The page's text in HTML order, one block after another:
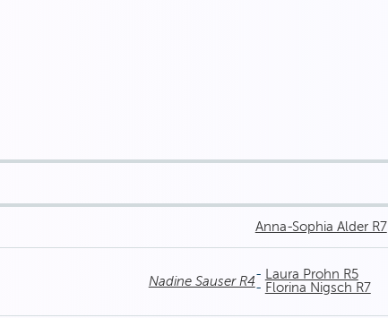
Anna-Sophia Alder R7
Nadine Sauser R4-
Laura Prohn R5
- Florina Nigsch R7